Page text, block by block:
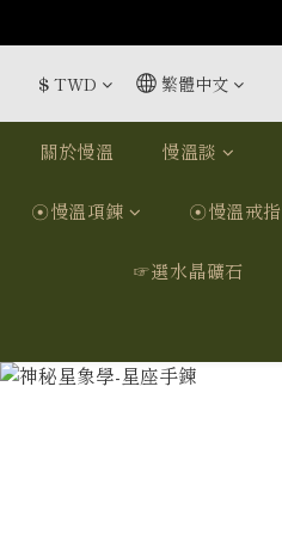
$ TWD 繁體中文
關於慢溫 慢溫談
☉慢溫項鍊 ☉慢溫戒指
☞選水晶礦石